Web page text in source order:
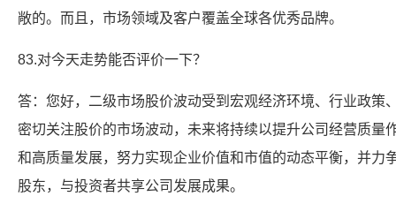
敞的。而且，市场领域及客户覆盖全球各优秀品牌。
83.对今天走势能否评价一下？
答：您好，二级市场股价波动受到宏观经济环境、行业政策
密切关注股价的市场波动，未来将持续以提升公司经营质量
和高质量发展，努力实现企业价值和市值的动态平衡，并力
股东，与投资者共享公司发展成果。